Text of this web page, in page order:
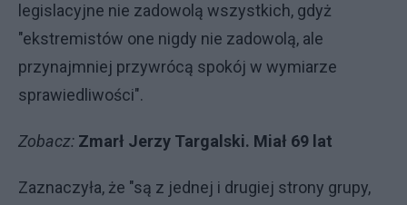
legislacyjne nie zadowolą wszystkich, gdyż
"ekstremistów one nigdy nie zadowolą, ale
przynajmniej przywrócą spokój w wymiarze
sprawiedliwości".
Zobacz: Zmarł Jerzy Targalski. Miał 69 lat
Zaznaczyła, że "są z jednej i drugiej strony grupy,